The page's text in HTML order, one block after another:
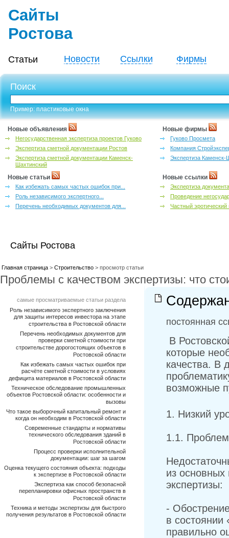
Сайты
Ростова
Статьи Новости Ссылки Фирмы
Поиск
Пример: пластиковые окна
Новые объявления
Негосударственная экспертиза проектов Гуково
Экспертиза сметной документации Ростов
Экспертиза сметной документации Каменск-
Шахтинский
Новые фирмы
Гуково Просмета
Компания
Экспертиза Каменск-
Новые статьи
Как избежать самых частых ошибок при...
Роль независимого экспертного...
Перечень необходимых документов для...
Новые ссылки
Экспертиза
Проведение
Частный
Сайты Ростова
Главная страница > Строительство > просмотр статьи
Проблемы с качеством экспертизы: что
самые просматриваемые статьи раздела
Роль независимого экспертного заключения
для защиты интересов инвестора на этапе
строительства в Ростовской области
Перечень необходимых документов для
проверки сметной стоимости при
строительстве дорогостоящих объектов в
Ростовской области
Как избежать самых частых ошибок при
расчёте сметной стоимости в условиях
дефицита материалов в Ростовской области
Техническое обследование промышленных
объектов Ростовской области: особенности и
вызовы
Что такое выборочный капитальный ремонт и
когда он необходим в Ростовской области
Современные стандарты и нормативы
технического обследования зданий в
Ростовской области
Процесс проверки исполнительной
документации: шаг за шагом
Оценка текущего состояния объекта: подходы
к экспертизе в Ростовской области
Экспертиза как способ безопасной
перепланировки офисных пространств в
Ростовской области
Техника и методы экспертизы для быстрого
получения результатов в Ростовской области
постоянная
В
которые
качества. В
возможные
1. Низкий
1.1.
из
экспертизы:
-
в состоянии
правильно